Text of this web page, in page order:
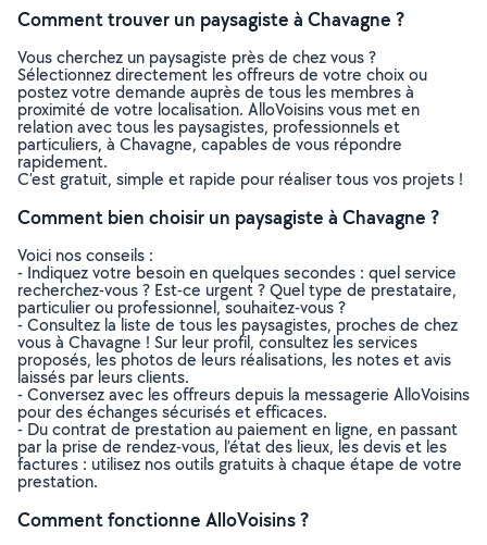
Comment trouver un paysagiste à Chavagne ?
Vous cherchez un paysagiste près de chez vous ?
Sélectionnez directement les offreurs de votre choix ou
postez votre demande auprès de tous les membres à
proximité de votre localisation. AlloVoisins vous met en
relation avec tous les paysagistes, professionnels et
particuliers, à Chavagne, capables de vous répondre
rapidement.
C’est gratuit, simple et rapide pour réaliser tous vos projets !
Comment bien choisir un paysagiste à Chavagne ?
Voici nos conseils :
- Indiquez votre besoin en quelques secondes : quel service
recherchez-vous ? Est-ce urgent ? Quel type de prestataire,
particulier ou professionnel, souhaitez-vous ?
- Consultez la liste de tous les paysagistes, proches de chez
vous à Chavagne ! Sur leur profil, consultez les services
proposés, les photos de leurs réalisations, les notes et avis
laissés par leurs clients.
- Conversez avec les offreurs depuis la messagerie AlloVoisins
pour des échanges sécurisés et efficaces.
- Du contrat de prestation au paiement en ligne, en passant
par la prise de rendez-vous, l’état des lieux, les devis et les
factures : utilisez nos outils gratuits à chaque étape de votre
prestation.
Comment fonctionne AlloVoisins ?